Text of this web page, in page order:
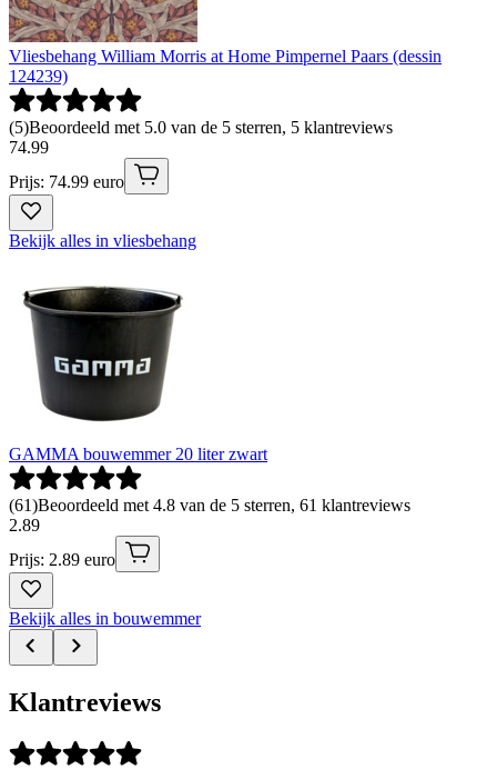
Vliesbehang William Morris at Home Pimpernel Paars (dessin
124239)
(5)Beoordeeld met 5.0 van de 5 sterren, 5 klantreviews
74.99
Prijs: 74.99 euro
Bekijk alles in vliesbehang
GAMMA bouwemmer 20 liter zwart
(61)Beoordeeld met 4.8 van de 5 sterren, 61 klantreviews
2.89
Prijs: 2.89 euro
Bekijk alles in bouwemmer
Klantreviews